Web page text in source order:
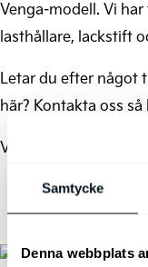
Samtycke
Denna webbplats
Venga-modell. Vi
lasthållare, lackstift
Letar du efter något
här? Kontakta oss
Visar alla 10 resultat